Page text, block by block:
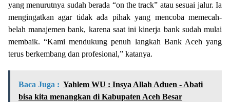
yang menurutnya sudah berada “on the track” atau sesuai jalur. Ia
mengingatkan agar tidak ada pihak yang mencoba memecah-
belah manajemen bank, karena saat ini kinerja bank sudah mulai
membaik. “Kami mendukung penuh langkah Bank Aceh yang
terus berkembang dan profesional,” katanya.
Baca Juga : Yahlem WU : Insya Allah Aduen - Abati
bisa kita menangkan di Kabupaten Aceh Besar